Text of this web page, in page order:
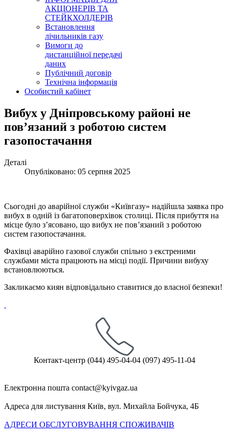
АКЦІОНЕРІВ ТА
СТЕЙКХОЛДЕРІВ
Встановлення
лічильників газу
Вимоги до
дистанційної передачі
даних
Публічний договір
Технічна інформація
Особистий кабінет
Вибух у Дніпровському районі не
повʼязаний з роботою систем
газопостачання
Деталі
Опубліковано: 05 серпня 2025
Сьогодні до аварійної служби «Київгазу» надійшла заявка про
вибух в одній із багатоповерхівок столиці. Після прибуття на
місце було з’ясовано, що вибух не повʼязаний з роботою
систем газопостачання.
Фахівці аварійно газової служби спільно з екстреними
службами міста працюють на місці події. Причини вибуху
встановлюються.
Закликаємо киян відповідально ставитися до власної безпеки!
Контакт-центр (044) 495-04-04 (097) 495-11-04
Електронна пошта
Адреса для листування Київ, вул. Михайла Бойчука, 4Б
АДРЕСИ ОБСЛУГОВУВАННЯ СПОЖИВАЧІВ